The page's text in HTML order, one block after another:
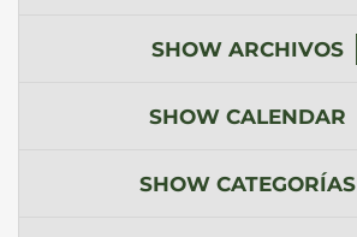
SHOW ARCHIVOS
SHOW CALENDAR
SHOW CATEGORÍAS